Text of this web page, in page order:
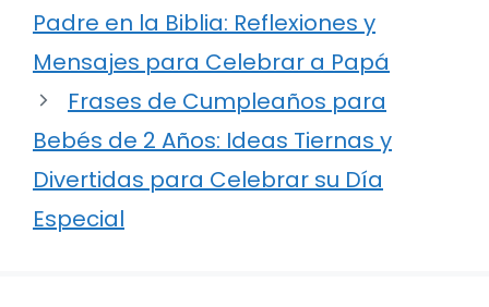
Padre en la Biblia: Reflexiones y
Mensajes para Celebrar a Papá
Frases de Cumpleaños para
Bebés de 2 Años: Ideas Tiernas y
Divertidas para Celebrar su Día
Especial